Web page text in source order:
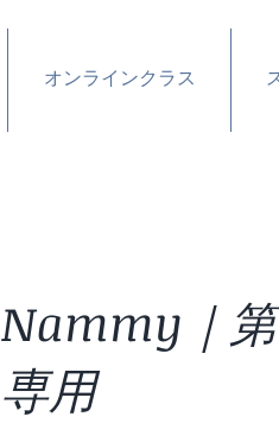
オンラインクラス
Nammy｜
専用